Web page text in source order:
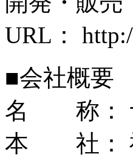
URL：
■会社概要
名 称：
本 社： 福